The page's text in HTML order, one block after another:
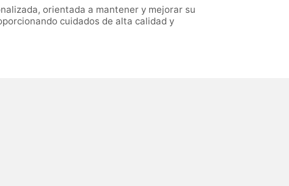
orientada a mantener y mejorar su
cuidados de alta calidad y